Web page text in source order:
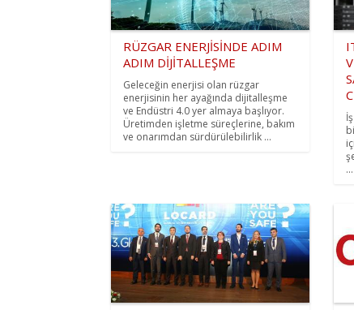
RÜZGAR ENERJİSİNDE ADIM
ADIM DİJİTALLEŞME
Geleceğin enerjisi olan rüzgar
enerjisinin her ayağında dijitalleşme
ve Endüstri 4.0 yer almaya başlıyor.
Üretimden işletme süreçlerine, bakım
ve onarımdan sürdürülebilirlik ...
...